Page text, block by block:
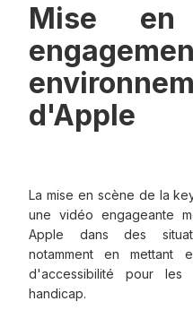
Mise
d'Apple
La mise en scène de la
une vidéo engageante
Apple dans des
notamment en mettant
d'accessibilité pour
handicap.